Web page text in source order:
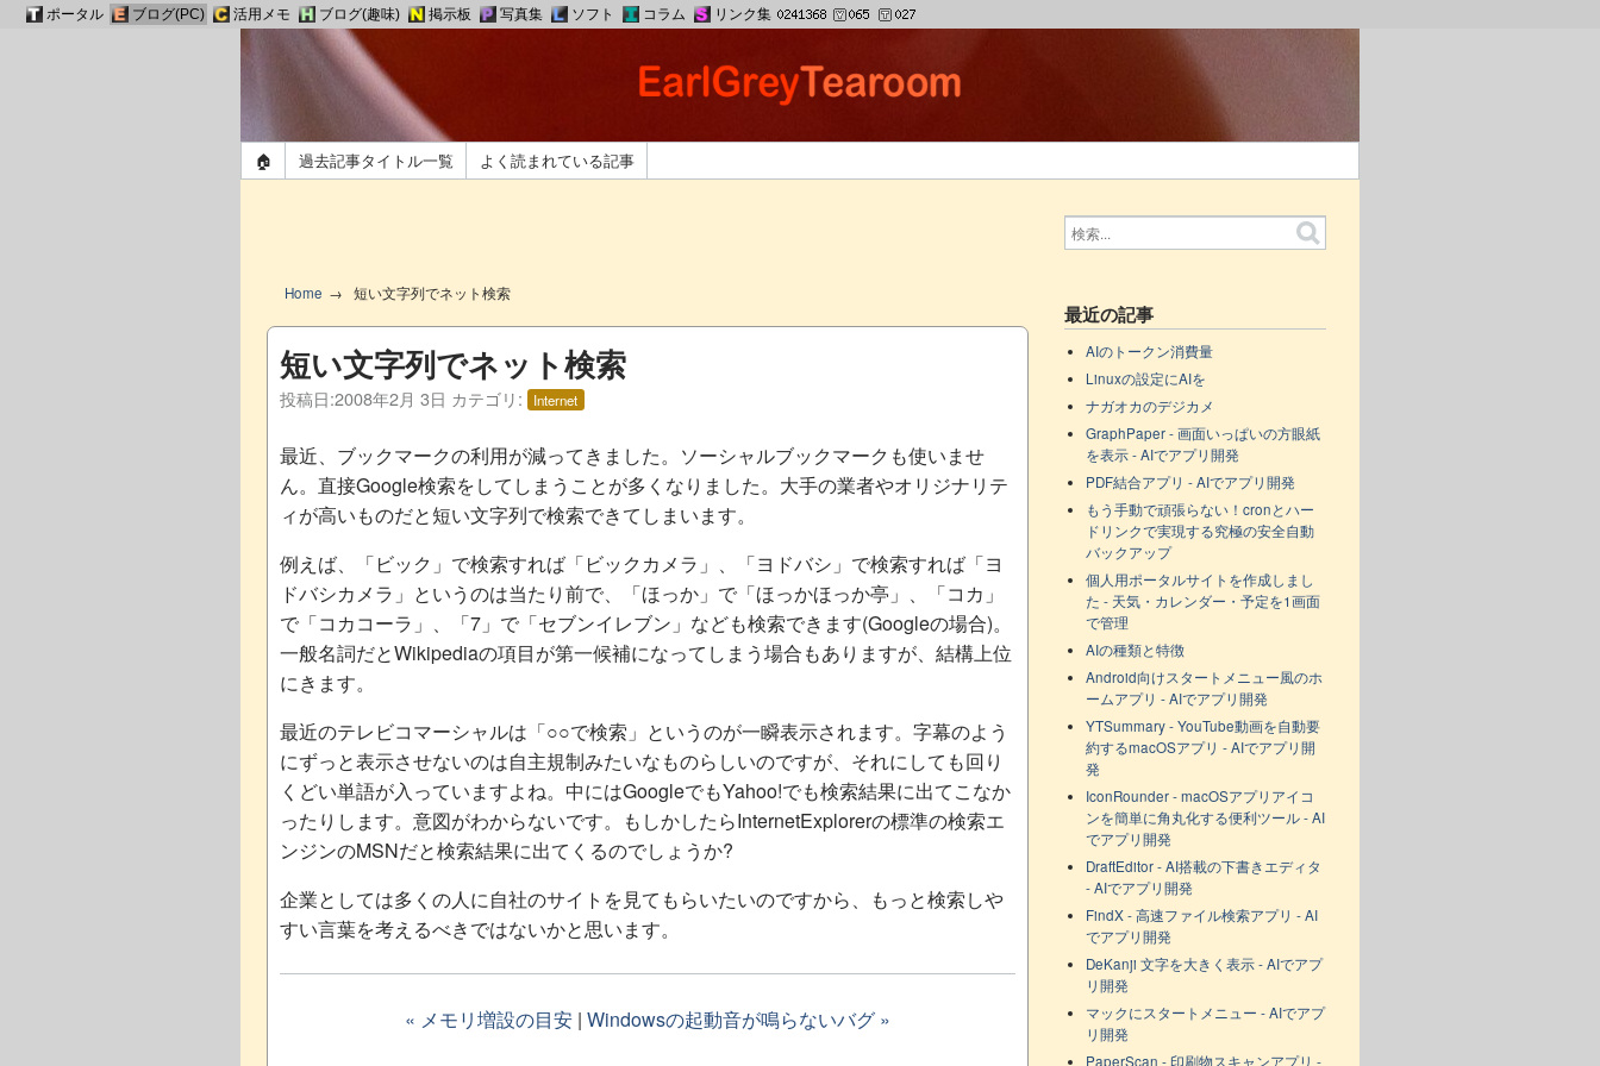
🏠 過去記事タイトル一覧 よく読まれている記事
Home 短い文字列でネット検索
短い文字列でネット検索
投稿日:2008年2月 3日 カテゴリ: Internet
最近、ブックマークの利用が減ってきました。ソーシャルブックマークも使いませ
ん。直接Google検索をしてしまうことが多くなりました。大手の業者やオリジナリテ
ィが高いものだと短い文字列で検索できてしまいます。
例えば、「ビック」で検索すれば「ビックカメラ」、「ヨドバシ」で検索すれば「ヨ
ドバシカメラ」というのは当たり前で、「ほっか」で「ほっかほっか亭」、「コカ」
で「コカコーラ」、「7」で「セブンイレブン」なども検索できます(Googleの場合)。
一般名詞だとWikipediaの項目が第一候補になってしまう場合もありますが、結構上位
にきます。
最近のテレビコマーシャルは「○○で検索」というのが一瞬表示されます。字幕のよう
にずっと表示させないのは自主規制みたいなものらしいのですが、それにしても回り
くどい単語が入っていますよね。中にはGoogleでもYahoo!でも検索結果に出てこなか
ったりします。意図がわからないです。もしかしたらInternetExplorerの標準の検索エ
ンジンのMSNだと検索結果に出てくるのでしょうか?
企業としては多くの人に自社のサイトを見てもらいたいのですから、もっと検索しや
すい言葉を考えるべきではないかと思います。
« メモリ増設の目安| Windowsの起動音が鳴らないバグ »
最近の記事
AIのトークン消費量
Linuxの設定にAIを
ナガオカのデジカメ
GraphPaper - 画面いっぱいの方眼紙
を表示 - AIでアプリ開発
PDF結合アプリ - AIでアプリ開発
もう手動で頑張らない！cronとハー
ドリンクで実現する究極の安全自動
バックアップ
個人用ポータルサイトを作成しまし
た - 天気・カレンダー・予定を1画面
で管理
AIの種類と特徴
Android向けスタートメニュー風のホ
ームアプリ - AIでアプリ開発
YTSummary - YouTube動画を自動要
約するmacOSアプリ - AIでアプリ開
発
IconRounder - macOSアプリアイコ
ンを簡単に角丸化する便利ツール - AI
でアプリ開発
DraftEditor - AI搭載の下書きエディタ
- AIでアプリ開発
FindX - 高速ファイル検索アプリ - AI
でアプリ開発
DeKanji 文字を大きく表示 - AIでアプ
リ開発
マックにスタートメニュー - AIでアプ
リ開発
PaperScan - 印刷物スキャンアプリ -
ポータル ブログ(PC) 活用メモ ブログ(趣味) 掲示板 写真集 ソフト コラム リンク集